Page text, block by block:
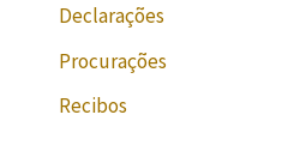
Declarações
Procurações
Recibos